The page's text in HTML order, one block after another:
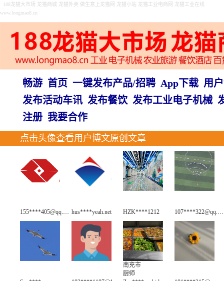
188龙猫大市场 龙猫商城 龙猫外卖 做生意上龙猫网 龙猫小站 龙猫工业电商网 龙猫工业在线
www.longmao8.cn
畅游 首页 一键发布产品/招聘 App下载 用
发布活动车讯 发布餐饮 发布工业电子机械
注册 我要合作
点击头像查看用户博文原创文章
155****405@qq.com hus****yeah.net HZK****1212 107****322@qq.com
南充市
厨师